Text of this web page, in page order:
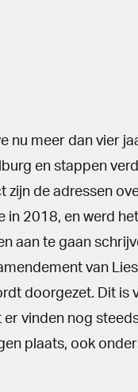
nu meer dan vier
en stappen
zijn de adressen
in 2018, en werd
aan te gaan
van
doorgezet. Dit is
er vinden nog
plaats, ook